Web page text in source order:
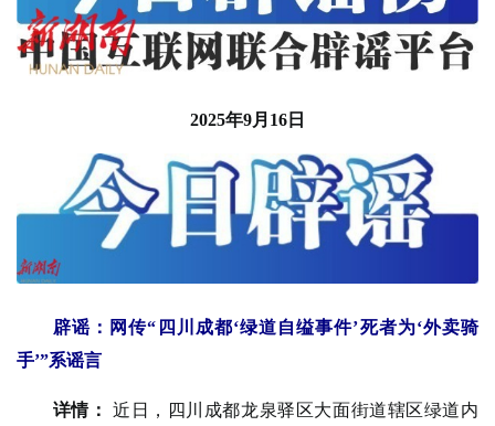
2025年9月16日
辟谣：网传“四川成都‘绿道自缢事件’死者为‘外卖骑
手’”系谣言
详情：
近日，四川成都龙泉驿区大面街道辖区绿道内